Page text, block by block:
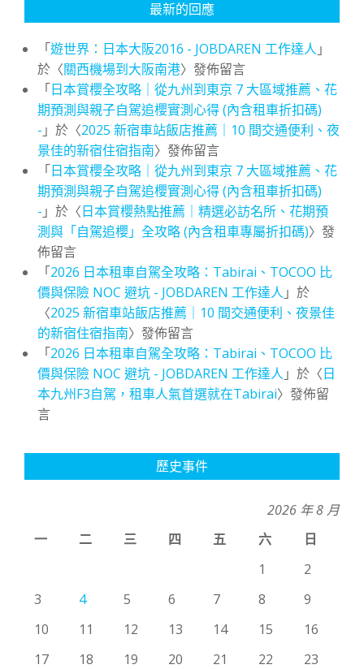
最新的回應
「遊世界：日本大阪2016 - JOBDAREN 工作達人 」
於〈關西機場到大阪南港〉發佈留言
「日本賞櫻全攻略｜從九州到東京 7 大區域推薦、花
期預測與親子自駕追櫻實測心得 (內含租車折扣碼)
- 」於〈2025 新宿車站飯店推薦｜10 間交通便利、夜
景佳的新宿住宿指南〉發佈留言
「日本賞櫻全攻略｜從九州到東京 7 大區域推薦、花
期預測與親子自駕追櫻實測心得 (內含租車折扣碼)
- 」於〈日本賞櫻熱點推薦｜精選必訪名所、花期預
測與「自駕追櫻」全攻略 (內含租車專屬折扣碼)〉發
佈留言
「2026 日本租車自駕全攻略：Tabirai、TOCOO 比
價與保險 NOC 避坑 - JOBDAREN 工作達人 」於
〈2025 新宿車站飯店推薦｜10 間交通便利、夜景佳
的新宿住宿指南〉發佈留言
「2026 日本租車自駕全攻略：Tabirai、TOCOO 比
價與保險 NOC 避坑 - JOBDAREN 工作達人 」於〈日
本九州F3自駕，租車人氣首選就在Tabirai〉發佈留
言
歷史事件
2026 年 8 月
一
二 三 四 五 六
日
1
2
3
4 5 6 7 8
9
10
11 12 13 14 15
16
17
18 19 20 21 22
23